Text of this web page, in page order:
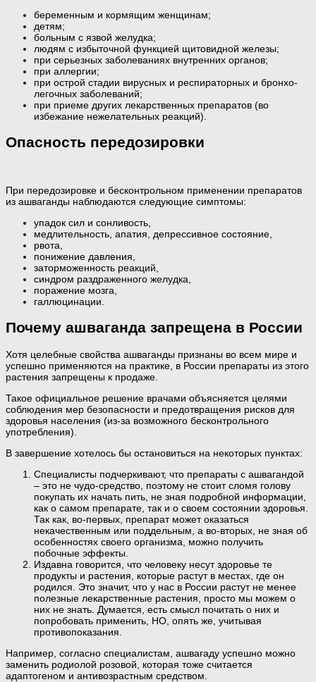
беременным и кормящим женщинам;
детям;
больным с язвой желудка;
людям с избыточной функцией щитовидной железы;
при серьезных заболеваниях внутренних органов;
при аллергии;
при острой стадии вирусных и респираторных и бронхо-
легочных заболеваний;
при приеме других лекарственных препаратов (во
избежание нежелательных реакций).
Опасность передозировки
При передозировке и бесконтрольном применении препаратов
из ашваганды наблюдаются следующие симптомы:
упадок сил и сонливость,
медлительность, апатия, депрессивное состояние,
рвота,
понижение давления,
заторможенность реакций,
синдром раздраженного желудка,
поражение мозга,
галлюцинации.
Почему ашваганда запрещена в России
Хотя целебные свойства ашваганды признаны во всем мире и
успешно применяются на практике, в России препараты из этого
растения запрещены к продаже.
Такое официальное решение врачами объясняется целями
соблюдения мер безопасности и предотвращения рисков для
здоровья населения (из-за возможного бесконтрольного
употребления).
В завершение хотелось бы остановиться на некоторых пунктах:
Специалисты подчеркивают, что препараты с ашвагандой
– это не чудо-средство, поэтому не стоит сломя голову
покупать их начать пить, не зная подробной информации,
как о самом препарате, так и о своем состоянии здоровья.
Так как, во-первых, препарат может оказаться
некачественным или поддельным, а во-вторых, не зная об
особенностях своего организма, можно получить
побочные эффекты.
Издавна говорится, что человеку несут здоровье те
продукты и растения, которые растут в местах, где он
родился. Это значит, что у нас в России растут не менее
полезные лекарственные растения, просто мы можем о
них не знать. Думается, есть смысл почитать о них и
попробовать применить, НО, опять же, учитывая
противопоказания.
Например, согласно специалистам, ашвагаду успешно можно
заменить родиолой розовой, которая тоже считается
адаптогеном и антивозрастным средством.